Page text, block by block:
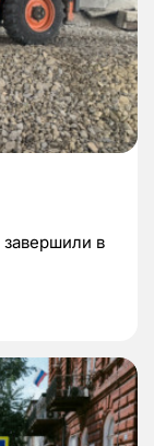
в